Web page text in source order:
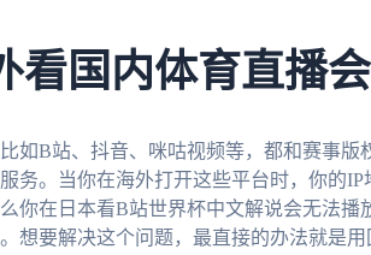
看国内体育直播会
如B站、抖音、咪咕视频等，都和赛事
务。当你在海外打开这些平台时，你的
你在日本看B站世界杯中文解说会无法播
想要解决这个问题，最直接的办法就是